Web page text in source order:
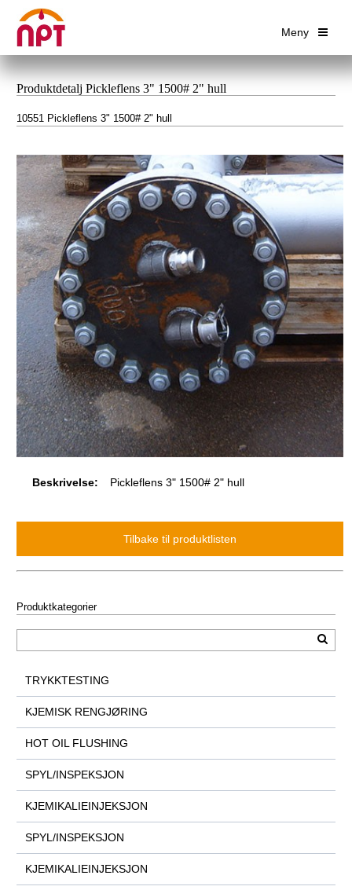
Meny
Produktdetalj Pickleflens 3" 1500# 2" hull
10551 Pickleflens 3" 1500# 2" hull
Beskrivelse: Pickleflens 3" 1500# 2" hull
Produktkategorier
TRYKKTESTING
KJEMISK RENGJØRING
HOT OIL FLUSHING
SPYL/INSPEKSJON
KJEMIKALIEINJEKSJON
SPYL/INSPEKSJON
KJEMIKALIEINJEKSJON